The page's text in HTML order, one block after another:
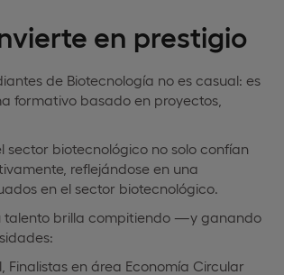
en prestigio
de Biotecnología no es casual: es
formativo basado en proyectos,
biotecnológico no solo confían
reflejándose en una
en el sector biotecnológico.
talento brilla compitiendo —y ganando
Finalistas en área Economía Circular